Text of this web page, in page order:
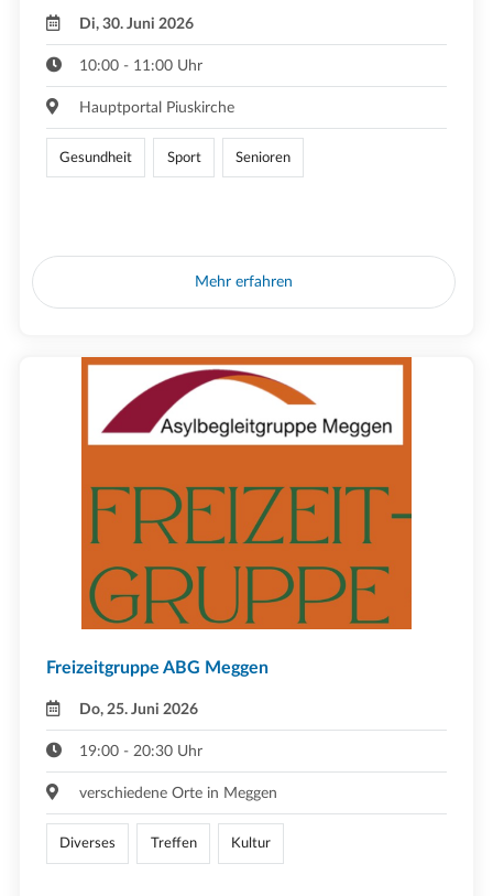
Di, 30. Juni 2026
10:00 - 11:00 Uhr
Hauptportal Piuskirche
Gesundheit Sport Senioren
Mehr erfahren
Freizeitgruppe ABG Meggen
Do, 25. Juni 2026
19:00 - 20:30 Uhr
verschiedene Orte in Meggen
Diverses Treffen Kultur